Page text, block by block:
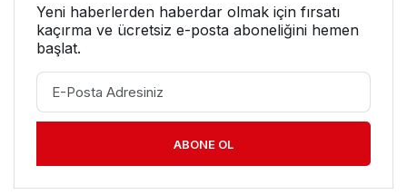
Yeni haberlerden haberdar olmak için fırsatı
kaçırma ve ücretsiz e-posta aboneliğini hemen
başlat.
ABONE OL